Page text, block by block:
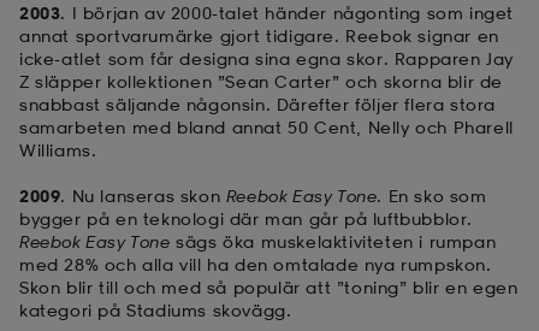
2003. I början av 2000-talet händer någonting som inget
annat sportvarumärke gjort tidigare. Reebok signar en
icke-atlet som får designa sina egna skor. Rapparen Jay
Z släpper kollektionen ”Sean Carter” och skorna blir de
snabbast säljande någonsin. Därefter följer flera stora
samarbeten med bland annat 50 Cent, Nelly och Pharell
Williams.
2009. Nu lanseras skon Reebok Easy Tone. En sko som
bygger på en teknologi där man går på luftbubblor.
Reebok Easy Tone sägs öka muskelaktiviteten i rumpan
med 28% och alla vill ha den omtalade nya rumpskon.
Skon blir till och med så populär att ”toning” blir en egen
kategori på Stadiums skovägg.